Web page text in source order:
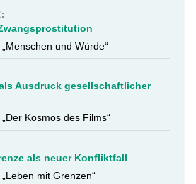
„Menschen und Würde“
Ausdruck gesellschaftlicher
„Der Kosmos des Films“
als neuer Konfliktfall
„Leben mit Grenzen“